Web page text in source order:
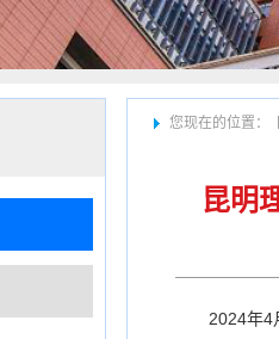
您现在的位置：
昆明
2024年4